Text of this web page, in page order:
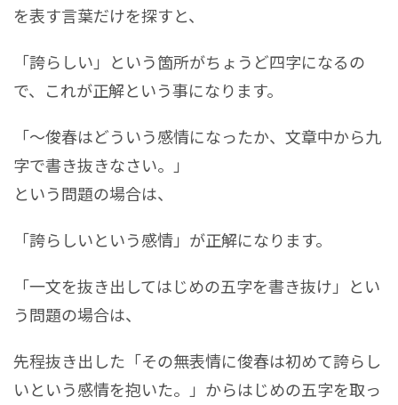
を表す言葉だけを探すと、
「誇らしい」という箇所がちょうど四字になるの
で、これが正解という事になります。
「～俊春はどういう感情になったか、文章中から九
字で書き抜きなさい。」
という問題の場合は、
「誇らしいという感情」が正解になります。
「一文を抜き出してはじめの五字を書き抜け」とい
う問題の場合は、
先程抜き出した「その無表情に俊春は初めて誇らし
いという感情を抱いた。」からはじめの五字を取っ